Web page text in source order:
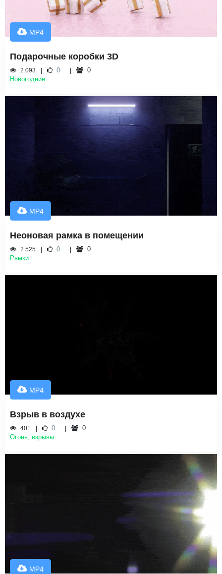
MP4
Подарочные коробки 3D
2 093 0
0
Новогодние
MP4
Неоновая рамка в помещении
2 525 0
0
Рамки
MP4
Взрыв в воздухе
401 0
0
Огонь, взрывы
MP4